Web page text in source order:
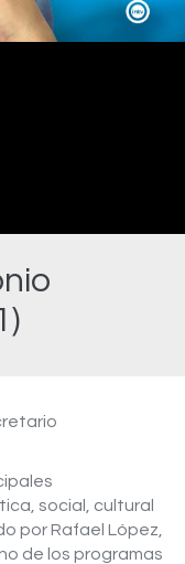
social, cultural
por Rafael López,
de los programas